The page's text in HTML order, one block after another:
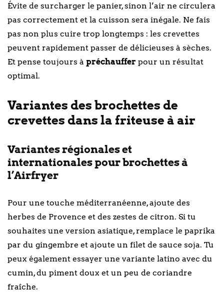
Évite de surcharger le panier, sinon l’air ne circulera
pas correctement et la cuisson sera inégale. Ne fais
pas non plus cuire trop longtemps : les crevettes
peuvent rapidement passer de délicieuses à sèches.
Et pense toujours à préchauffer pour un résultat
optimal.
Variantes des brochettes de
crevettes dans la friteuse à air
Variantes régionales et
internationales pour brochettes à
l’Airfryer
Pour une touche méditerranéenne, ajoute des
herbes de Provence et des zestes de citron. Si tu
souhaites une version asiatique, remplace le paprika
par du gingembre et ajoute un filet de sauce soja. Tu
peux également essayer une variante latino avec du
cumin, du piment doux et un peu de coriandre
fraîche.